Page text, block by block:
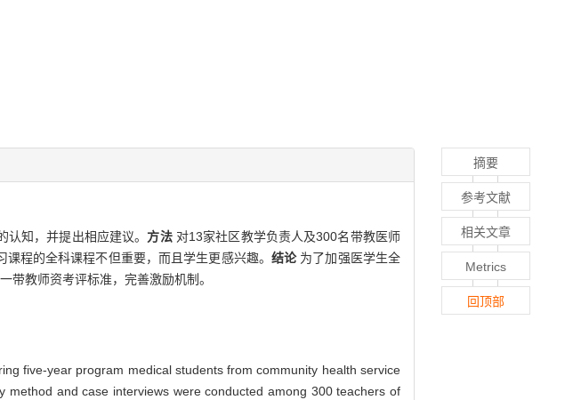
知，并提出相应建议。 方法 对13家社区教学负责人及300名带教医师
程的全科课程不但重要，而且学生更感兴趣。 结论 为了加强医学生全
带教师资考评标准，完善激励机制。
five-year program medical students from community health service
method and case interviews were conducted among 300 teachers of
摘要
参考文献
相关文章
Metrics
回顶部